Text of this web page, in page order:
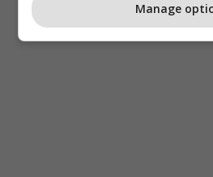
Manage